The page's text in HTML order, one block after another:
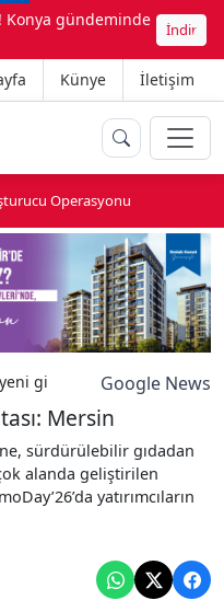
Konya gündeminde
İndir
Künye İletişim
Operasyonu
girişim rotası: Mersin
Google News
Mersin
sürdürülebilir gıdadan
alanda geliştirilen
yatırımcıların